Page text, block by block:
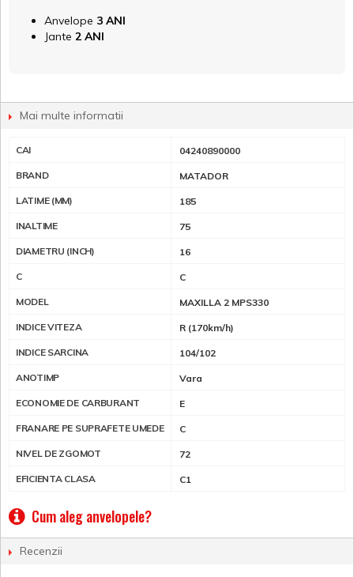
Anvelope 3 ANI
Jante 2 ANI
Mai multe informatii
CAI 04240890000
BRAND MATADOR
LATIME (MM) 185
INALTIME 75
DIAMETRU (INCH) 16
C C
MODEL MAXILLA 2 MPS330
INDICE VITEZA R (170km/h)
INDICE SARCINA 104/102
ANOTIMP Vara
ECONOMIE DE CARBURANT E
FRANARE PE SUPRAFETE UMEDE C
NIVEL DE ZGOMOT 72
EFICIENTA CLASA C1
Cum aleg anvelopele?
Recenzii